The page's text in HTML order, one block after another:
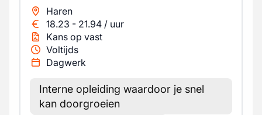
Haren
18.23 - 21.94 / uur
Kans op vast
Voltijds
Dagwerk
Interne opleiding waardoor je snel
kan doorgroeien